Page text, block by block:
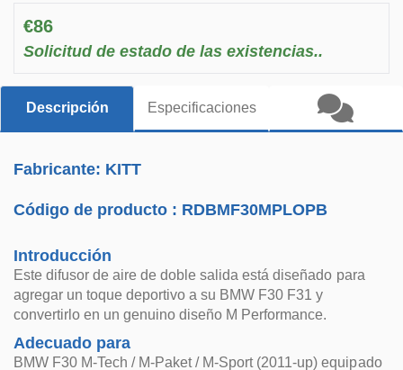
€86
Solicitud de estado de las existencias..
Descripción Especificaciones
Fabricante: KITT
Código de producto : RDBMF30MPLOPB
Introducción
Este difusor de aire de doble salida está diseñado para
agregar un toque deportivo a su BMW F30 F31 y
convertirlo en un genuino diseño M Performance.
Adecuado para
BMW F30 M-Tech / M-Paket / M-Sport (2011-up) equipado